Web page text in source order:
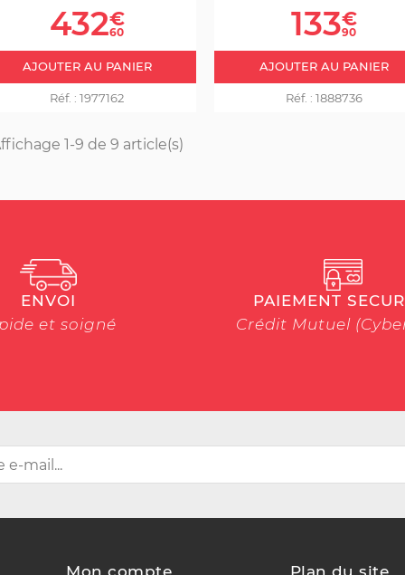
Prix
432€
60
AJOUTER AU PANIER
Réf. : 1977162
Prix
133€
90
AJOUTER AU PANIER
Réf. : 1888736
1-9 de 9 article(s)
ENVOI
et soigné
PAIEMENT
Crédit Mutuel
Mon compte Plan du site